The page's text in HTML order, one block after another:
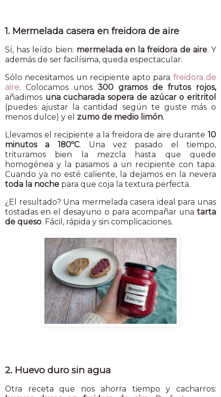
1. Mermelada casera en freidora de aire
Sí, has leído bien: mermelada en la freidora de aire. Y
además de ser facilísima, queda espectacular.
Sólo necesitamos un recipiente apto para freidora de
aire. Colocamos unos 300 gramos de frutos rojos,
añadimos una cucharada sopera de azúcar o eritritol
(puedes ajustar la cantidad según te guste más o
menos dulce) y el zumo de medio limón.
Llevamos el recipiente a la freidora de aire durante 10
minutos a 180ºC. Una vez pasado el tiempo,
trituramos bien la mezcla hasta que quede
homogénea y la pasamos a un recipiente con tapa.
Cuando ya no esté caliente, la dejamos en la nevera
toda la noche para que coja la textura perfecta.
¿El resultado? Una mermelada casera ideal para unas
tostadas en el desayuno o para acompañar una tarta
de queso. Fácil, rápida y sin complicaciones.
2. Huevo duro sin agua
Otra receta que nos ahorra tiempo y cacharros: